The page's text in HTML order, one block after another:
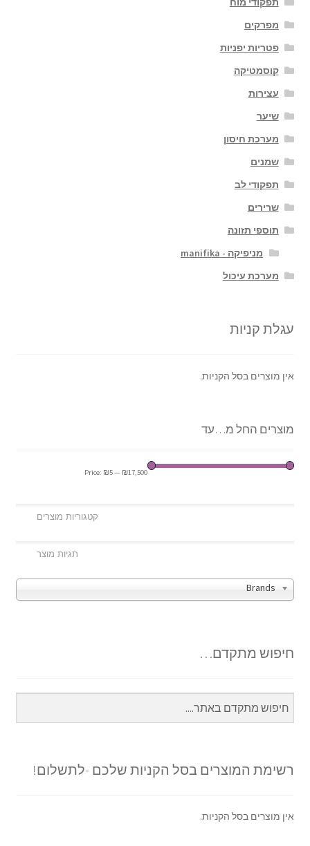
מפרקים
פטריות יפניות
קוסמטיקה
עצירות
שיער
מערכת חיסון
שמנים
תפקודי לב
שרירים
תוספי תזונה
מניפיקה - manifika
מערכת עיכול
עגלת קניות
אין מוצרים בסל הקניות.
מוצרים החל מ…עד
Price: ₪5— ₪17,500
Brands
חיפוש מתקדם…
רשימת המוצרים בסל הקניות שלכם -לתשלום!
אין מוצרים בסל הקניות.